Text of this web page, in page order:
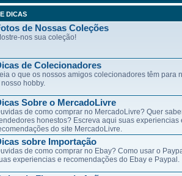
DICAS
de Nossas Coleções
nos sua coleção!
de Colecionadores
o que os nossos amigos colecionadores têm para
hobby.
Sobre o MercadoLivre
de como comprar no MercadoLivre? Quer
honestos? Escreva aqui suas experiencias
do site MercadoLivre.
sobre Importação
de como comprar no Ebay? Como usar o
experiencias e recomendações do Ebay e Paypal.